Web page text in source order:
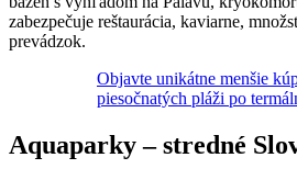
zabezpečuje reštaurácia, kaviarne,
prevádzok.
Objavte unikátne menšie
piesočnatých pláži po
Aquaparky – stredné